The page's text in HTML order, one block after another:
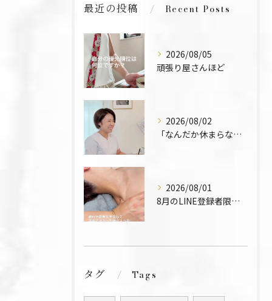
最近の投稿 Recent Posts
2026/08/05
頑張り屋さんほど
2026/08/02
「なんだか休まらなくて」
2026/08/01
8月のLINE登録者限定メニュー🍉
タグ Tags